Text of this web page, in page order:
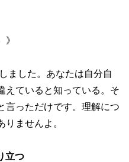
ました。あなたは自分自
えていると知っている。そ
言っただけです。理解につ
ませんよ。
立つ